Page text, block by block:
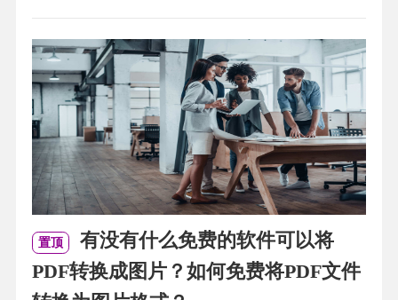
置顶
有没有什么免费的软件可以将
PDF转换成图片？如何免费将PDF文件